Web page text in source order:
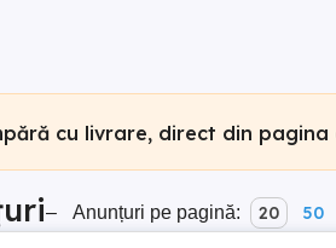
cu livrare, direct din pagina
– Anunțuri pe pagină: 20 50